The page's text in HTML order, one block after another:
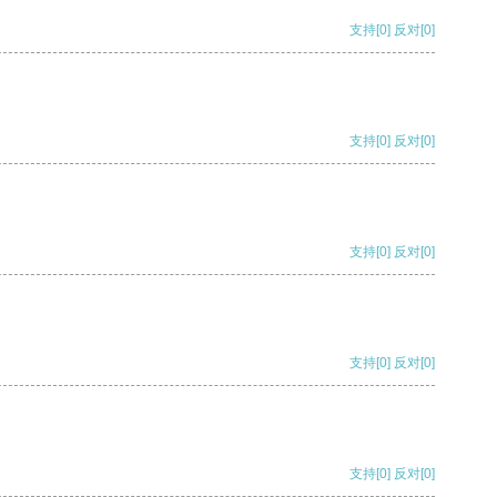
支持[0] 反对[0]
支持[0] 反对[0]
支持[0] 反对[0]
支持[0] 反对[0]
支持[0] 反对[0]